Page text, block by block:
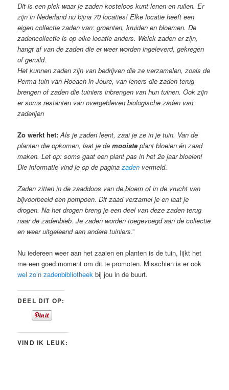
Dit is een plek waar je zaden kosteloos kunt lenen en ruilen. Er
zijn in Nederland nu bijna 70 locaties! Elke locatie heeft een
eigen collectie zaden van: groenten, kruiden en bloemen. De
zadencollectie is op elke locatie anders. Welek zaden er zijn,
hangt af van de zaden die er weer worden ingeleverd, gekregen
of geruild.
Het kunnen zaden zijn van bedrijven die ze verzamelen, zoals de
Perma-tuin van Roeach in Joure, van leners die zaden terug
brengen of zaden die tuiniers inbrengen van hun tuinen. Ook zijn
er soms restanten van overgebleven biologische zaden van
zaderijen
Zo werkt het: Als je zaden leent, zaai je ze in je tuin. Van de
planten die opkomen, laat je demooiste plant bloeien én zaad
maken. Let op: soms gaat een plant pas in het 2e jaar bloeien!
Die informatie vind je op de paginazaden vermeld.
Zaden zitten in de zaaddoos van de bloem of in de vrucht van
bijvoorbeeld een pompoen. Dit zaad verzamel je en laat je
drogen. Na het drogen breng je een deel van deze zaden terug
naar de zadenbieb. Je zaden worden toegevoegd aan de collectie
en weer uitgeleend aan andere tuiniers.”
Nu iedereen weer aan het zaaien en planten is de tuin, lijkt het
me een goed moment om dit te promoten. Misschien is er ook
wel zo’n zadenbibliotheek bij jou in de buurt.
DEEL DIT OP:
VIND IK LEUK: